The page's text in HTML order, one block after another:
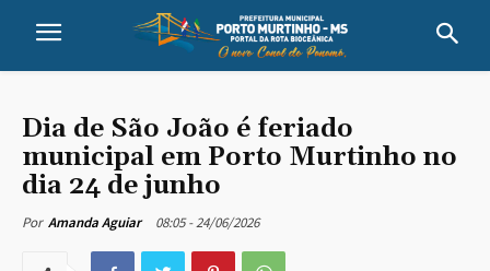
Dia de São João é feriado
municipal em Porto Murtinho no
dia 24 de junho
Por Amanda Aguiar 08:05 - 24/06/2026